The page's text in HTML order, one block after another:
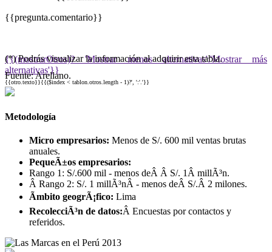
{{pregunta.comentario}}
(*) Podrás visualizar la información al adquirir esta tabla.
Fuente: Arellano.
{{(mostrarOtros)? 'Mostrar menos alternativas':'Mostrar más
alternativas'}}
{{otro.texto}}{{($index < tablon.otros.length - 1)?', ':'.'}}
Metodología
Micro empresarios: Menos de S/. 600 mil ventas brutas
anuales.
PequeÃ±os empresarios:
Rango 1: S/.600 mil - menos deÂ Â S/. 1Â millÃ³n.
Â Rango 2: S/. 1 millÃ³nÂ - menos deÂ S/.Â 2 milones.
Ãmbito geogrÃ¡fico: Lima
RecolecciÃ³n de datos:Â Encuestas por contactos y
referidos.